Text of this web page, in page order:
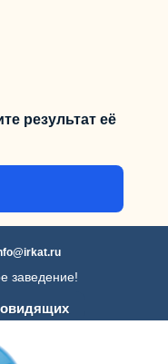
результат её
заведение!